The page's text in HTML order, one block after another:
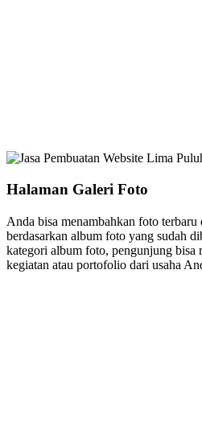
Halaman Galeri Foto
Anda bisa menambahkan foto
berdasarkan album foto yang sudah
kategori album foto, pengunjung bisa
kegiatan atau portofolio dari usaha